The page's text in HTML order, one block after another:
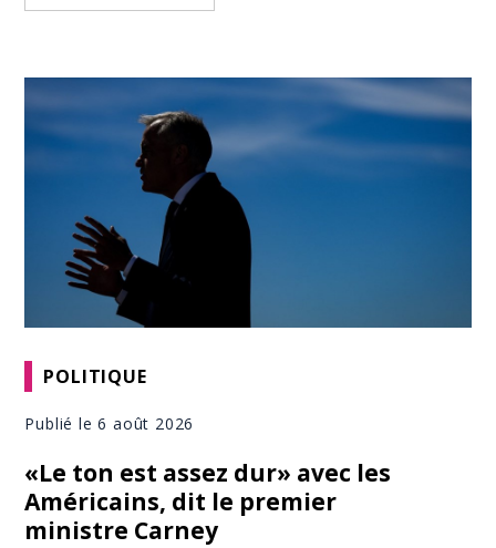
POLITIQUE
Publié le 6 août 2026
«Le ton est assez dur» avec les
Américains, dit le premier
ministre Carney